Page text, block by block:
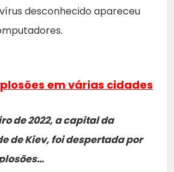
desconhecido apareceu
em várias cidades
de 2022, a capital da
de Kiev, foi despertada por